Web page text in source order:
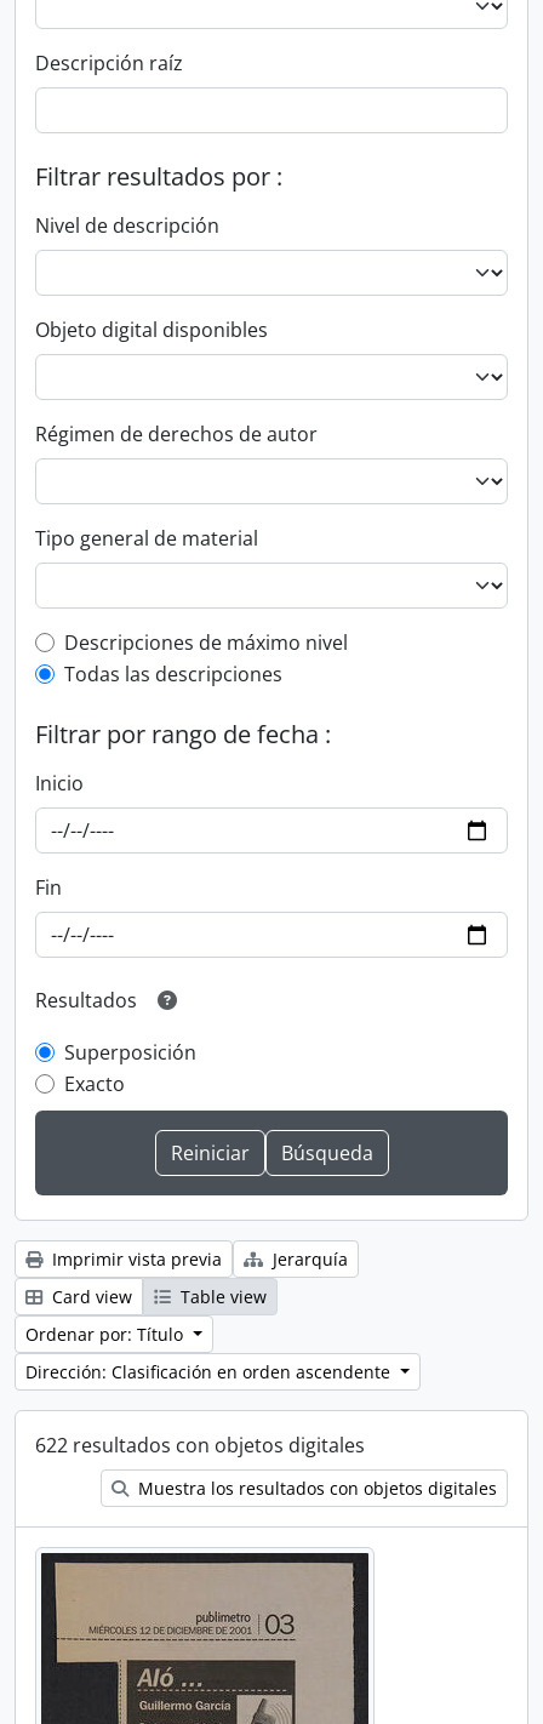
Descripción raíz
Filtrar resultados por :
Nivel de descripción
Objeto digital disponibles
Régimen de derechos de autor
Tipo general de material
Top-level description filter
Descripciones de máximo nivel
Todas las descripciones
Filtrar por rango de fecha :
Inicio
Fin
Resultados
Superposición
Exacto
Imprimir vista previa
Jerarquía
Card view
Table view
Ordenar por: Título
Dirección: Clasificación en orden ascendente
622 resultados con objetos digitales
Muestra los resultados con objetos digitales